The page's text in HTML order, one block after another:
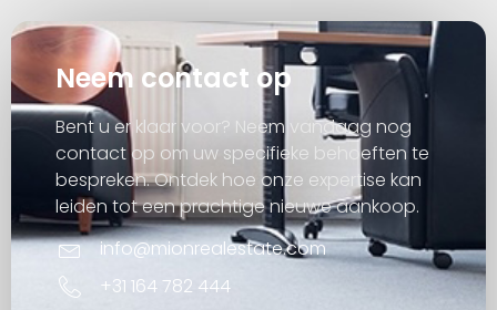
Neem contact op
Bent u er klaar voor? Neem vandaag nog
contact op om uw specifieke behoeften te
bespreken. Ontdek hoe onze expertise kan
leiden tot een prachtige nieuwe aankoop.
info@mionrealestate.com
+31 164 782 444